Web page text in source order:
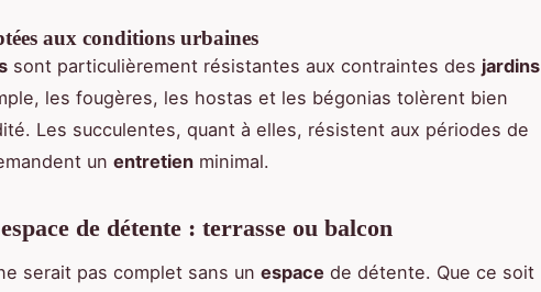
aux conditions urbaines
sont particulièrement résistantes aux contraintes des jardins
les fougères, les hostas et les bégonias tolèrent bien
Les succulentes, quant à elles, résistent aux périodes de
un entretien minimal.
de détente : terrasse ou balcon
serait pas complet sans un espace de détente. Que ce soit